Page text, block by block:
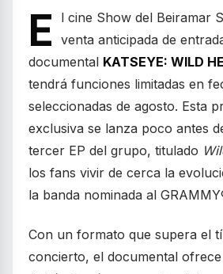
E
l cine Show del Beiramar
venta anticipada de
documental KATSEYE: WILD
tendrá funciones limitadas en
seleccionadas de agosto. Esta
exclusiva se lanza poco antes
tercer EP del grupo, titulado
los fans vivir de cerca la
la banda nominada al
Con un formato que supera el
concierto, el documental